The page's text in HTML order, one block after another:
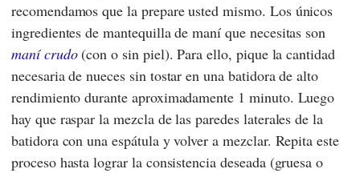
recomendamos que la prepare usted mismo. Los únicos
ingredientes de mantequilla de maní que necesitas son
maní crudo(con o sin piel). Para ello, pique la cantidad
necesaria de nueces sin tostar en una batidora de alto
rendimiento durante aproximadamente 1 minuto. Luego
hay que raspar la mezcla de las paredes laterales de la
batidora con una espátula y volver a mezclar. Repita este
proceso hasta lograr la consistencia deseada (gruesa o